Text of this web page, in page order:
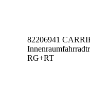
82206941
RG+RT